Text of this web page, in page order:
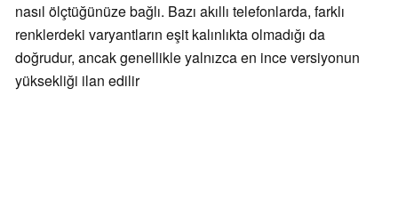
nasıl ölçtüğünüze bağlı. Bazı akıllı telefonlarda, farklı
renklerdeki varyantların eşit kalınlıkta olmadığı da
doğrudur, ancak genellikle yalnızca en ince versiyonun
yüksekliği ilan edilir